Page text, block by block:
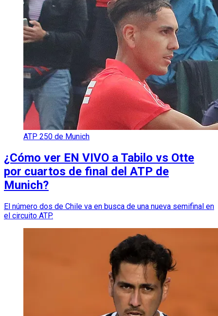
ATP 250 de Munich
¿Cómo ver EN VIVO a Tabilo vs Otte
por cuartos de final del ATP de
Munich?
El número dos de Chile va en busca de una nueva semifinal en
el circuito ATP.